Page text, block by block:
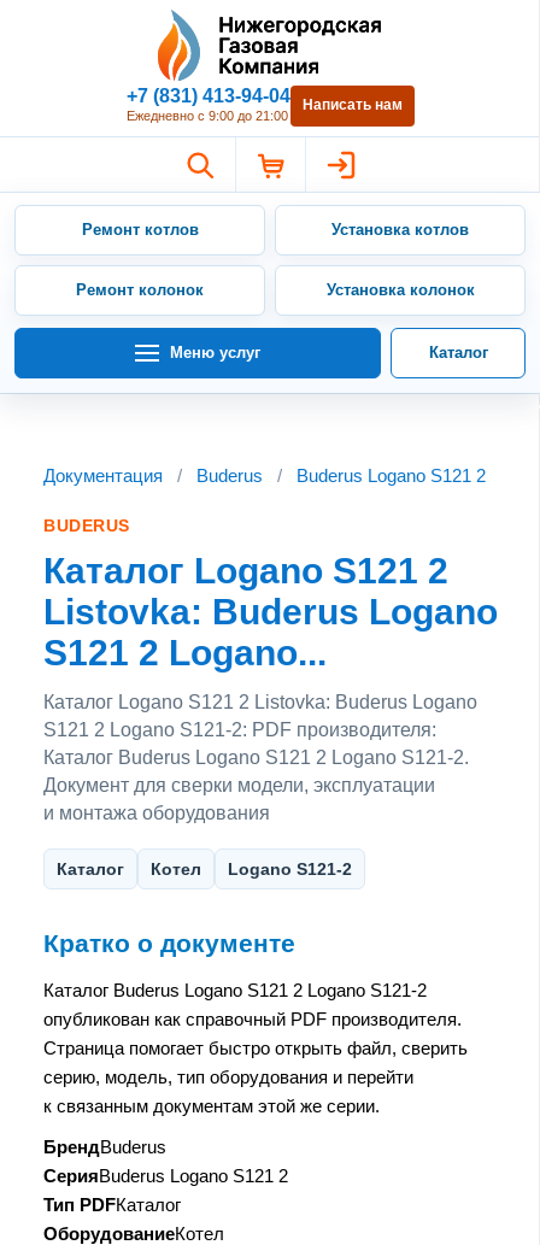
Нижегородская Газовая
+7 (831) 413-94-04
Ежедневно с 9:00 до 21:00
Написать нам
Ремонт котлов Установка котлов
Ремонт колонок Установка колонок
Меню услуг Каталог
Документация / Buderus / Buderus Logano S121 2
BUDERUS
Каталог Logano S121 2
Listovka: Buderus Logano
S121 2 Logano...
Каталог Logano S121 2 Listovka: Buderus Logano
S121 2 Logano S121-2: PDF производителя:
Каталог Buderus Logano S121 2 Logano S121-2.
Документ для сверки модели, эксплуатации
и монтажа оборудования
Каталог Котел Logano S121-2
Кратко о документе
Каталог Buderus Logano S121 2 Logano S121-2
опубликован как справочный PDF производителя.
Страница помогает быстро открыть файл, сверить
серию, модель, тип оборудования и перейти
к связанным документам этой же серии.
БрендBuderus
СерияBuderus Logano S121 2
Тип PDFКаталог
ОборудованиеКотел